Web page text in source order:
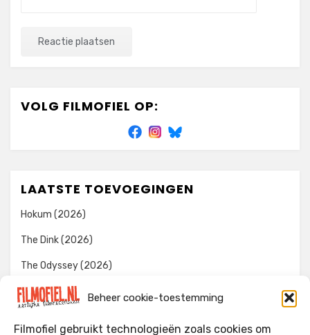
Beheer cookie-toestemming
Filmofiel gebruikt technologieën zoals cookies om
VOLG FILMOFIEL OP:
LAATSTE TOEVOEGINGEN
Hokum (2026)
The Dink (2026)
The Odyssey (2026)
Evil Dead Burn (2026)